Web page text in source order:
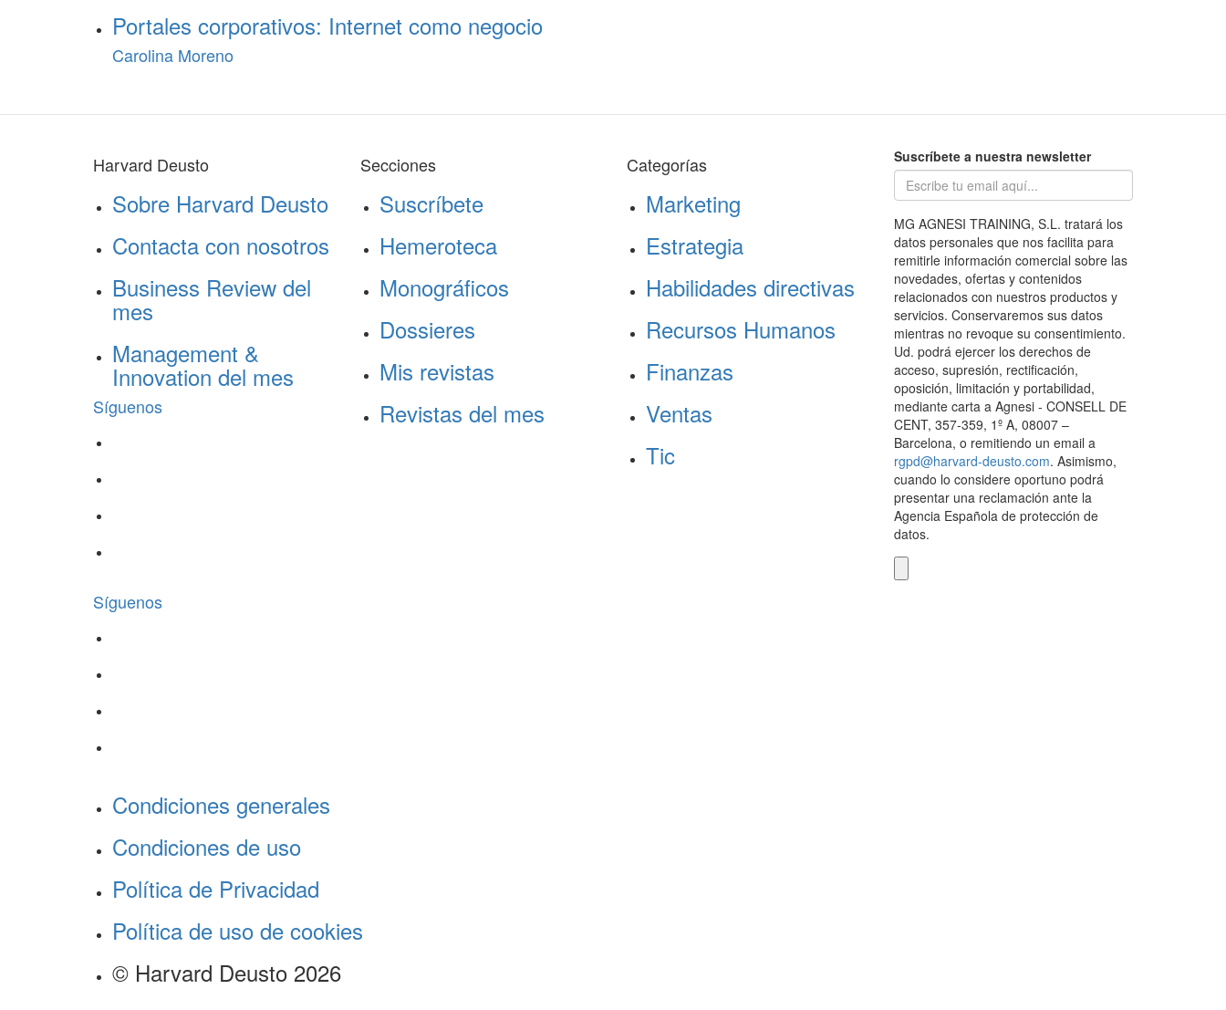
Portales corporativos: Internet como negocio
Carolina Moreno
Harvard Deusto
Sobre Harvard Deusto
Contacta con nosotros
Business Review del
mes
Management &
Innovation del mes
Síguenos
Secciones
Suscríbete
Hemeroteca
Monográficos
Dossieres
Mis revistas
Revistas del mes
Categorías
Marketing
Estrategia
Habilidades directivas
Recursos Humanos
Finanzas
Ventas
Tic
Suscríbete a nuestra newsletter
MG AGNESI TRAINING, S.L. tratará los
datos personales que nos facilita para
remitirle información comercial sobre las
novedades, ofertas y contenidos
relacionados con nuestros productos y
servicios. Conservaremos sus datos
mientras no revoque su consentimiento.
Ud. podrá ejercer los derechos de
acceso, supresión, rectificación,
oposición, limitación y portabilidad,
mediante carta a Agnesi - CONSELL DE
CENT, 357-359, 1º A, 08007 –
Barcelona, o remitiendo un email a
rgpd@harvard-deusto.com. Asimismo,
cuando lo considere oportuno podrá
presentar una reclamación ante la
Agencia Española de protección de
datos.
Síguenos
Condiciones generales
Condiciones de uso
Política de Privacidad
Política de uso de cookies
© Harvard Deusto 2026